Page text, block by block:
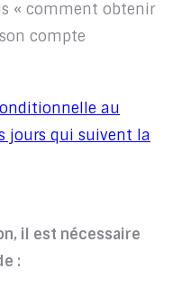
« comment obtenir
compte
au
jours qui suivent la
il est nécessaire
: